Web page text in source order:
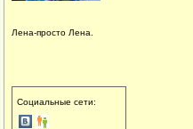
Лена-просто Лена.
Социальные сети: